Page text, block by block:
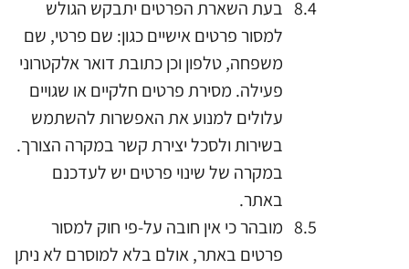
בעת השארת הפרטים יתבקש הגולש
למסור פרטים אישיים כגון: שם פרטי, שם
משפחה, טלפון וכן כתובת דואר אלקטרוני
פעילה. מסירת פרטים חלקיים או שגויים
עלולים למנוע את האפשרות להשתמש
בשירות ולסכל יצירת קשר במקרה הצורך.
במקרה של שינוי פרטים יש לעדכנם
באתר.
מובהר כי אין חובה על-פי חוק למסור
פרטים באתר, אולם בלא למוסרם לא ניתן